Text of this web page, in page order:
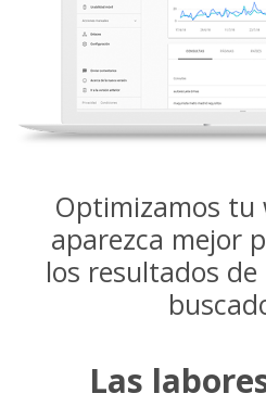
Optimizamos tu
aparezca mejor
los resultados
Las